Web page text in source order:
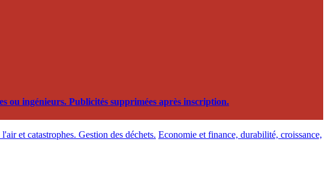
ou ingénieurs. Publicités supprimées après inscription.
et catastrophes. Gestion des déchets. Economie et finance, durabilité, croissance,